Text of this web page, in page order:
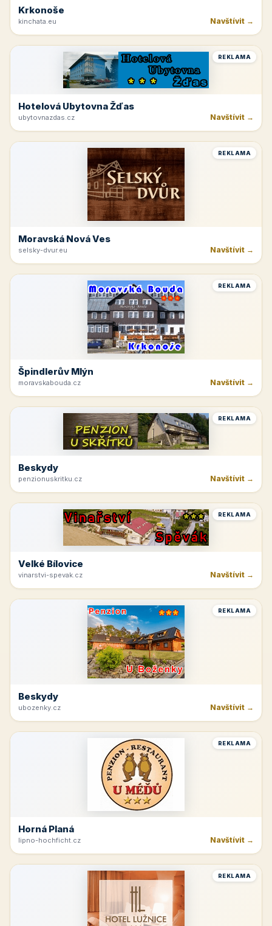
Krkonoše
kinchata.eu Navštívit →
REKLAMA
Hotelová Ubytovna Žďas
ubytovnazdas.cz Navštívit →
REKLAMA
Moravská Nová Ves
selsky-dvur.eu Navštívit →
REKLAMA
Špindlerův Mlýn
moravskabouda.cz Navštívit →
REKLAMA
Beskydy
penzionuskritku.cz Navštívit →
REKLAMA
Velké Bílovice
vinarstvi-spevak.cz Navštívit →
REKLAMA
Beskydy
ubozenky.cz Navštívit →
REKLAMA
Horná Planá
lipno-hochficht.cz Navštívit →
REKLAMA